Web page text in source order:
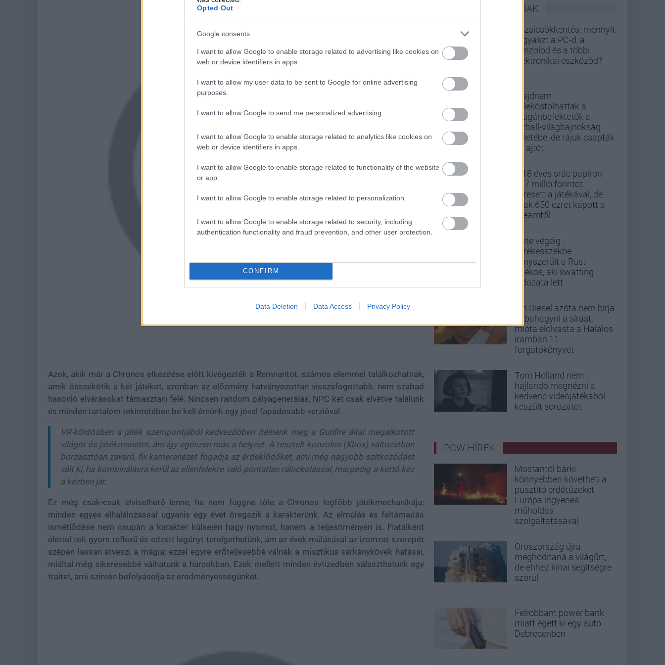
Opted Out
Google consents
I want to allow Google to enable storage related to advertising like cookies on
web or device identifiers in apps.
I want to allow my user data to be sent to Google for online advertising
purposes.
I want to allow Google to send me personalized advertising.
I want to allow Google to enable storage related to analytics like cookies on
web or device identifiers in apps.
I want to allow Google to enable storage related to functionality of the website
or app.
I want to allow Google to enable storage related to personalization.
I want to allow Google to enable storage related to security, including
authentication functionality and fraud prevention, and other user protection.
CONFIRM
Data Deletion Data Access Privacy Policy
Azok, akik már a Chronos elkezdése előtt kivégezték a Remnantot, számos elemmel találkozhatnak,
amik összekötik a két játékot, azonban az előzmény hatványozottan visszafogottabb, nem szabad
hasonló elvárásokat támasztani felé. Nincsen random pályagenerálás, NPC-ket csak elvétve találunk
és minden tartalom tekintetében be kell érnünk egy jóval fapadosabb verzióval.
VR-köntösben a játék szempontjából kedvezőbben ítélnénk meg a Gunfire által megalkotott
világot és játékmenetet, ám így egészen más a helyzet. A tesztelt konzolos (Xbox) változatban
borzasztóan zavaró, fix kameranézet fogadja az érdeklődőket, ami még nagyobb szitkozódást
vált ki, ha kombinálásra kerül az ellenfelekre való pontatlan rálockolással, márpedig a kettő kéz
a kézben jár.
Ez még csak-csak elviselhető lenne, ha nem függne tőle a Chronos legfőbb játékmechanikája:
minden egyes elhalálozással ugyanis egy évet öregszik a karakterünk. Az elmúlás és feltámadás
ismétlődése nem csupán a karakter külsején hagy nyomot, hanem a teljesítményén is. Fiatalként
élettel teli, gyors reflexű és edzett legényt terelgethetünk, ám az évek múlásával az izomzat szerepét
szépen lassan átveszi a mágia: ezzel egyre erőteljesebbé válnak a misztikus sárkánykövek hatásai,
miáltal még sikeresebbé válhatunk a harcokban. Ezek mellett minden évtizedben választhatunk egy
traitet, ami szintén befolyásolja az eredményességünket.
LEGOLVASOTTABBAK
Rezsicsökkentés: mennyit
fogyaszt a PC-d, a
konzolod és a többi
elektronikai eszközöd?
Majdnem
belekóstolhattak a
magánbefektetők a
futball-világbajnokság
üzletébe, de rájuk csapták
az ajtót
A 18 éves srác papíron
437 millió forintot
keresett a játékával, de
csak 650 ezret kapott a
Steamtől
Élete végéig
kerekesszékbe
kényszerült a Rust
játékos, aki swatting
áldozata lett
Vin Diesel azóta nem bírja
abbahagyni a sírást,
mióta elolvasta a Halálos
iramban 11
forgatókönyvét
Tom Holland nem
hajlandó megnézni a
kedvenc videójátékából
készült sorozatot
PCW HÍREK
Mostantól bárki
könnyebben követheti a
pusztító erdőtüzeket
Európa ingyenes
műholdas
szolgáltatásával
Oroszország újra
meghódítaná a világűrt,
de ehhez kínai segítségre
szorul
Felrobbant power bank
miatt égett ki egy autó
Debrecenben